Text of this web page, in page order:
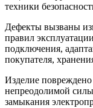
техники
Дефекты вызваны
правил
подключения,
покупателя,
Изделие повреждено
непреодолимой
замыкания